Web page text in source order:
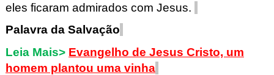
eles ficaram admirados com Jesus.
Palavra da Salvação
Leia Mais> Evangelho de Jesus Cristo, um
homem plantou uma vinha